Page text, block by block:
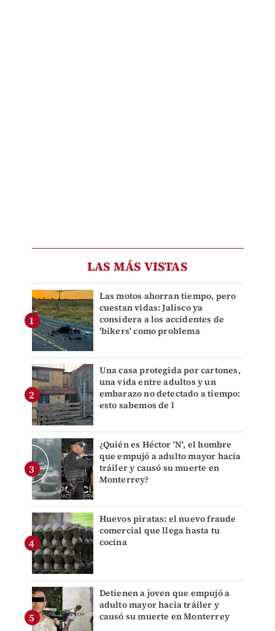
LAS MÁS VISTAS
Las motos ahorran tiempo, pero
cuestan vidas: Jalisco ya
considera a los accidentes de
'bikers' como problema
Una casa protegida por cartones,
una vida entre adultos y un
embarazo no detectado a tiempo:
esto sabemos de l
¿Quién es Héctor 'N', el hombre
que empujó a adulto mayor hacia
tráiler y causó su muerte en
Monterrey?
Huevos piratas: el nuevo fraude
comercial que llega hasta tu
cocina
Detienen a joven que empujó a
adulto mayor hacia tráiler y
causó su muerte en Monterrey